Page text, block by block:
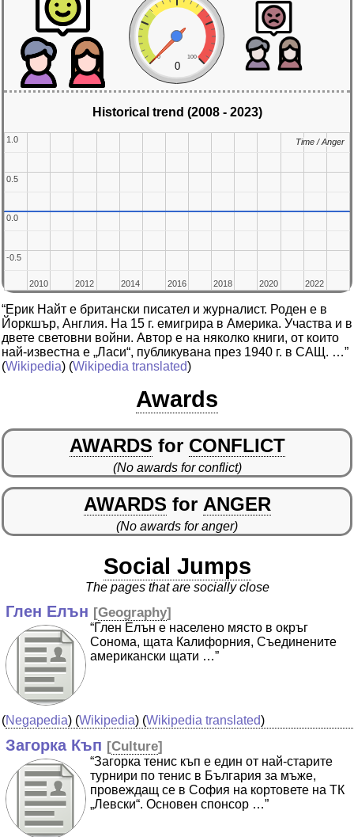
0 100
0
Historical trend (2008 - 2023)
2010
2010 2012
2012 2014
2014 2016
2016 2018
2018 2020
2020 2022
2022
-0.5
-0.5
0.0
0.0
0.5
0.5
1.0
1.0 Time / Anger
Time / Anger
“Ерик Найт е британски писател и журналист. Роден е в
Йоркшър, Англия. На 15 г. емигрира в Америка. Участва и в
двете световни войни. Автор е на няколко книги, от които
най-известна е „Ласи“, публикувана през 1940 г. в САЩ. …”
(Wikipedia) (Wikipedia translated)
Awards
AWARDS for CONFLICT
(No awards for conflict)
AWARDS for ANGER
(No awards for anger)
Social Jumps
The pages that are socially close
Глен Елън [Geography]
“Глен Елън е населено място в окръг
Сонома, щата Калифорния, Съединените
американски щати …”
(Negapedia) (Wikipedia) (Wikipedia translated)
Загорка Къп [Culture]
“Загорка тенис къп е един от най-старите
турнири по тенис в България за мъже,
провеждащ се в София на кортовете на ТК
„Левски“. Основен спонсор …”